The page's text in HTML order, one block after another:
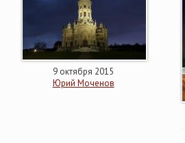
9 октября 2015
Юрий Моченов